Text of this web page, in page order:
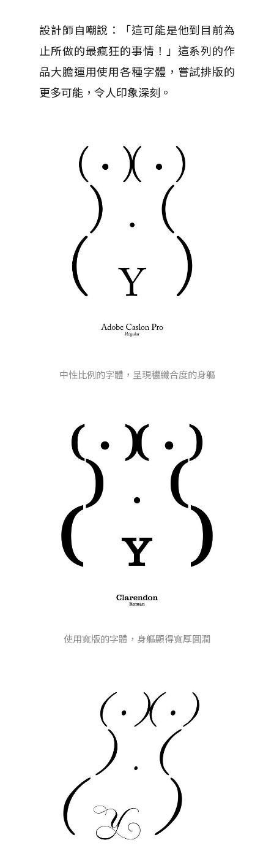
設計師自嘲說：「這可能是他到目前為
止所做的最瘋狂的事情！」這系列的作
品大膽運用使用各種字體，嘗試排版的
更多可能，令人印象深刻。
中性比例的字體，呈現穠纖合度的身軀
使用寬版的字體，身軀顯得寬厚圓潤